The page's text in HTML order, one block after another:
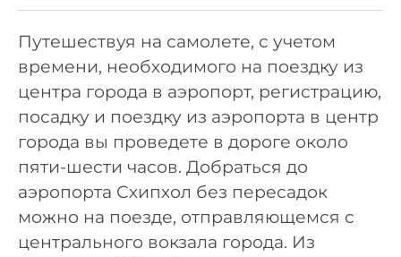
Путешествуя на самолете, с учетом
времени, необходимого на поездку из
центра города в аэропорт, регистрацию,
посадку и поездку из аэропорта в центр
города вы проведете в дороге около
пяти-шести часов. Добраться до
аэропорта Схипхол без пересадок
можно на поезде, отправляющемся с
центрального вокзала города. Из